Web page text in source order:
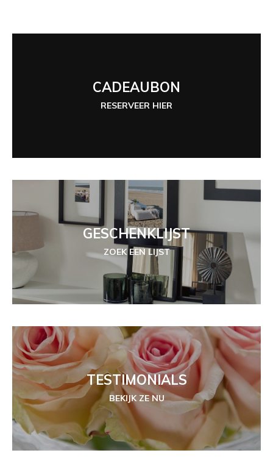
CADEAUBON
RESERVEER HIER
GESCHENKLIJST
ZOEK EEN LIJST
TESTIMONIALS
BEKIJK ZE NU